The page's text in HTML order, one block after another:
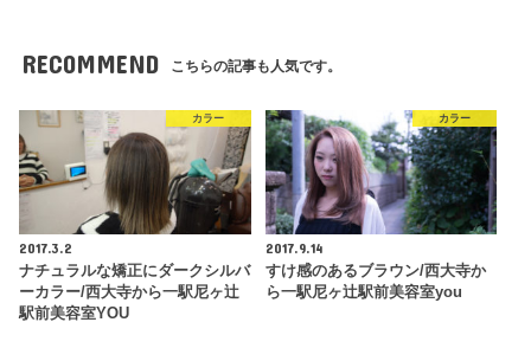
RECOMMEND こちらの記事も人気です。
カラー
2017.3.2
ナチュラルな矯正にダークシルバ
ーカラー/西大寺から一駅尼ヶ辻
駅前美容室YOU
カラー
2017.9.14
すけ感のあるブラウン/西大寺か
ら一駅尼ヶ辻駅前美容室you